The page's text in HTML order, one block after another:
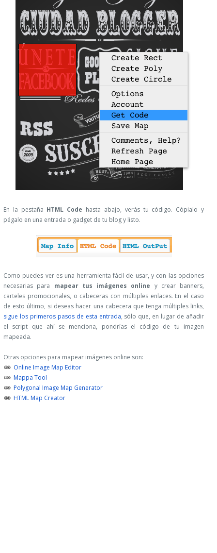
En la pestaña HTML Code hasta abajo, verás tu código. Cópialo y
pégalo en una entrada o gadget de tu blog y listo.
Como puedes ver es una herramienta fácil de usar, y con las opciones
necesarias para mapear tus imágenes online y crear banners,
carteles promocionales, o cabeceras con múltiples enlaces. En el caso
de esto último, si deseas hacer una cabecera que tenga múltiples links,
sigue los primeros pasos de esta entrada, sólo que, en lugar de añadir
el script que ahí se menciona, pondrías el código de tu imagen
mapeada.
Otras opciones para mapear imágenes online son:
Online Image Map Editor
Mappa Tool
Polygonal Image Map Generator
HTML Map Creator